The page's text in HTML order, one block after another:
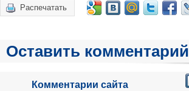
Распечатать
Оставить комментарий
Комментарии сайта